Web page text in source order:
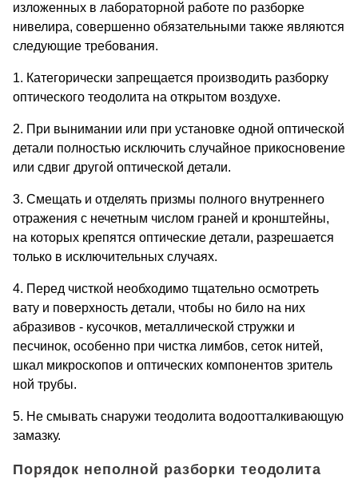
изложенных в лабораторной работе по разборке
нивелира, совершенно обязательными также являются
следующие требования.
1. Категорически запрещается производить разборку
оптического теодолита на открытом воздухе.
2. При вынимании или при установке одной оптической
детали полностью исключить случайное прикосновение
или сдвиг другой оптической детали.
3. Смещать и отделять призмы полного внутреннего
отражения с нечетным числом граней и кронштейны,
на которых крепятся оптические детали, разрешается
только в исключительных случаях.
4. Перед чисткой необходимо тщательно осмотреть
вату и поверхность детали, чтобы но било на них
абразивов - кусочков, металлической стружки и
песчинок, особенно при чистка лимбов, сеток нитей,
шкал микроскопов и оптических компонентов зритель
ной трубы.
5. Не смывать снаружи теодолита водоотталкивающую
замазку.
Порядок неполной разборки теодолита